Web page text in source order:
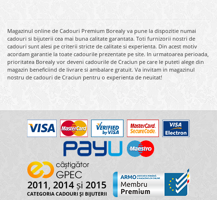
Magazinul online de Cadouri Premium Borealy va pune la dispozitie numai
cadouri si bijuterii cea mai buna calitate garantata. Toti furnizorii nostri de
cadouri sunt alesi pe criterii stricte de calitate si experienta. Din acest motiv
acordam garantie la toate cadourile prezentate pe site. In urmatoarea perioada,
prioritatea Borealy vor deveni cadourile de Craciun pe care le puteti alege din
magazin beneficiind de livrare si ambalare gratuit. Va invitam in magazinul
nostru de cadouri de Craciun pentru o experienta de neuitat!